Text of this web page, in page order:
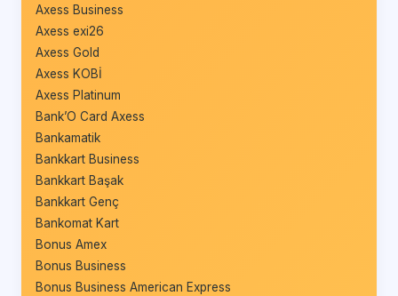
Axess Business
Axess exi26
Axess Gold
Axess KOBİ
Axess Platinum
Bank’O Card Axess
Bankamatik
Bankkart Business
Bankkart Başak
Bankkart Genç
Bankomat Kart
Bonus Amex
Bonus Business
Bonus Business American Express